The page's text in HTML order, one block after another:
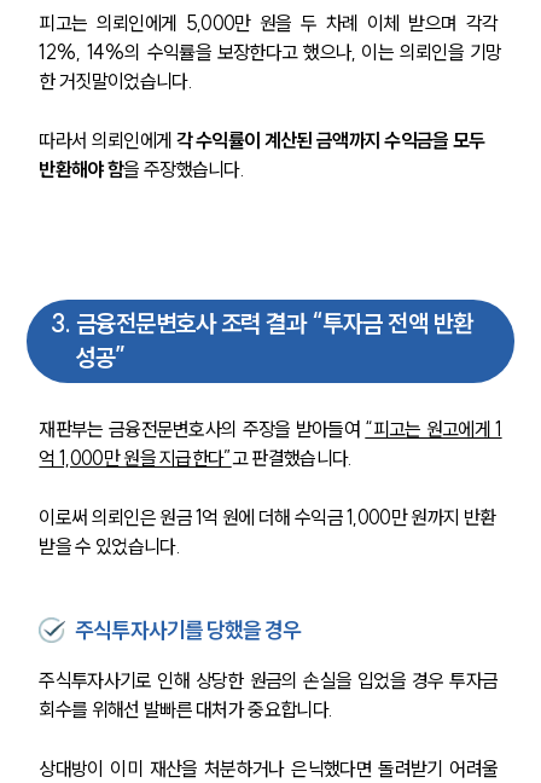
그룹소개
그룹소개
오시는 길
AI대륜
업무사례
사례분석/최신동향
피고는 의뢰인에게 5,000만 원을 두 차례 이체 받으며 각각
12%, 14%의 수익률을 보장한다고 했으나, 이는 의뢰인을 기망
한 거짓말이었습니다.
따라서 의뢰인에게 각 수익률이 계산된 금액까지 수익금을 모두
반환해야 함을 주장했습니다.
3. 금융전문변호사 조력 결과 “투자금 전액 반환
성공”
재판부는 금융전문변호사의 주장을 받아들여 “피고는 원고에게 1
억 1,000만 원을 지급한다”고 판결했습니다.
이로써 의뢰인은 원금 1억 원에 더해 수익금 1,000만 원까지 반환
받을 수 있었습니다.
주식투자사기를 당했을 경우
주식투자사기로 인해 상당한 원금의 손실을 입었을 경우 투자금
회수를 위해선 발빠른 대처가 중요합니다.
상대방이 이미 재산을 처분하거나 은닉했다면 돌려받기 어려울